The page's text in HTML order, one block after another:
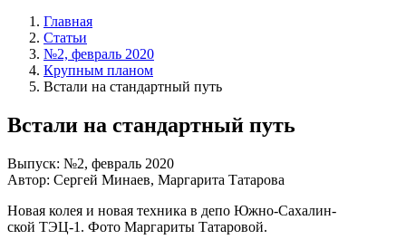
Главная
Статьи
№2, февраль 2020
Крупным планом
Встали на стандартный путь
Встали на стандартный путь
Выпуск: №2, февраль 2020
Автор: Сергей Минаев, Маргарита Татарова
Новая колея и новая техника в депо Южно-Сахалин­
ской ТЭЦ-1. Фото Маргариты Татаровой.